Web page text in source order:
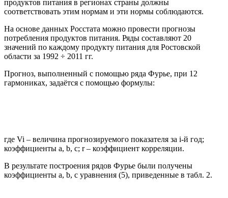
продуктов питания в регионах страны должны
соответствовать этим нормам и эти нормы соблюдаются.
На основе данных Росстата можно провести прогнозы
потребления продуктов питания. Ряды составляют 20
значений по каждому продукту питания для Ростовской
области за 1992 ÷ 2011 гг.
Прогноз, выполненный с помощью ряда Фурье, при 12
гармониках, задаётся с помощью формулы:
где Vi – величина прогнозируемого показателя за i-й год;
коэффициенты а, b, с; r – коэффициент корреляции.
В результате построения рядов Фурье были получены
коэффициенты а, b, с уравнения (5), приведенные в табл. 2.